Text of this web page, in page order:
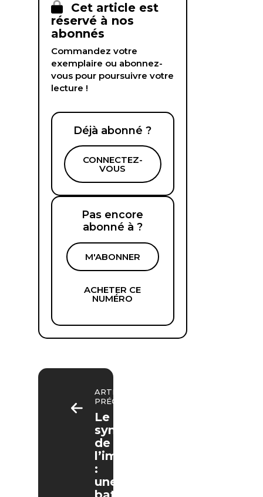
Cet article est
réservé à nos
abonnés
Commandez votre
exemplaire ou abonnez-
vous pour poursuivre votre
lecture !
Déjà abonné ?
CONNECTEZ-
VOUS
Pas encore
abonné à ?
M'ABONNER
ACHETER CE
NUMÉRO
ARTICLE
PRÉCÉDENT
Le
syndrome
de
l’imposteur
:
une